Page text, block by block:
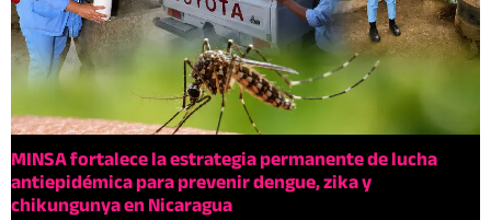
MINSA fortalece la estrategia permanente de lucha
antiepidémica para prevenir dengue, zika y
chikungunya en Nicaragua